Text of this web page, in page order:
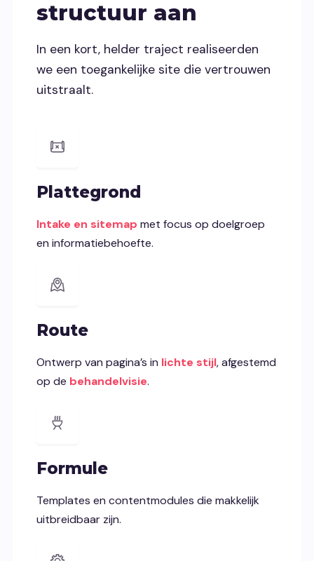
structuur aan
In een kort, helder traject realiseerden
we een toegankelijke site die vertrouwen
uitstraalt.
Plattegrond
Intake en sitemap met focus op doelgroep
en informatiebehoefte.
Route
Ontwerp van pagina’s in lichte stijl, afgestemd
op de behandelvisie.
Formule
Templates en contentmodules die makkelijk
uitbreidbaar zijn.